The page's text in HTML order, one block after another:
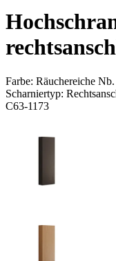
Farbe: Räuchereiche Nb.
Scharniertyp:
C63-1173